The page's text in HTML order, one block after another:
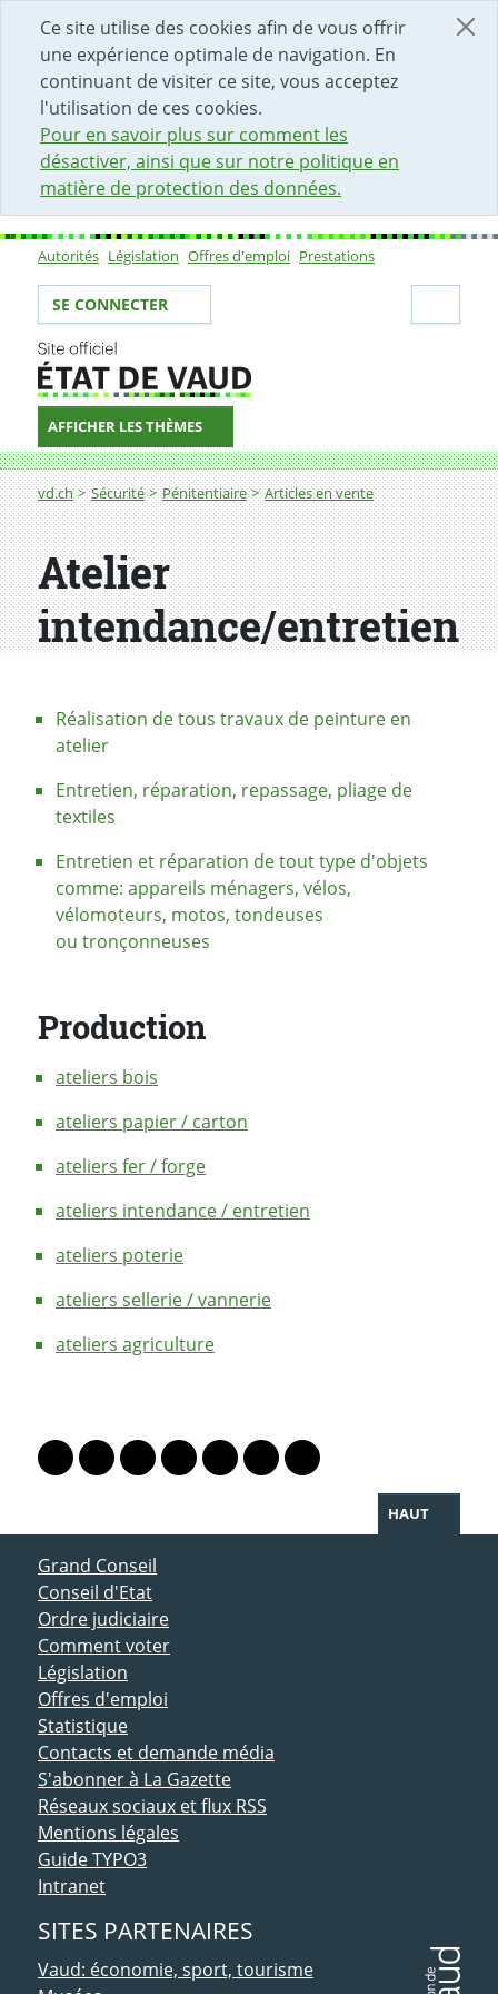
Ce site utilise des cookies afin de vous offrir
une expérience optimale de navigation. En
continuant de visiter ce site, vous acceptez
l'utilisation de ces cookies.
Pour en savoir plus sur comment les
désactiver, ainsi que sur notre politique en
matière de protection des données.
DÉBUT DU CONTENU DE LA PAGE
ACCÈS AU CHAMP DE RECHERCHE
PAGE D'ACCUEIL
FORMULAIRE DE CONTACT
Sous-navigation
Autorités Législation Offres d'emploi Prestations
Votre identité
SE CONNECTER
AFFICHER LES THÈMES
Fil d'Ariane
vd.ch Sécurité Pénitentiaire Articles en vente
Atelier
intendance/entretien
Réalisation de tous travaux de peinture en
atelier
Entretien, réparation, repassage, pliage de
textiles
Entretien et réparation de tout type d'objets
comme: appareils ménagers, vélos,
vélomoteurs, motos, tondeuses
ou tronçonneuses
Production
ateliers bois
ateliers papier / carton
ateliers fer / forge
ateliers intendance / entretien
ateliers poterie
ateliers sellerie / vannerie
ateliers agriculture
Lien vers le profil Mastodon
Lien vers le profil Bluesky
Lien vers le profil Instagram
Lien vers le profil Linkedin
Lien vers le profil Facebook
Lien vers le profil Twitter
Partager par WhatsApp
HAUT
ACCÈS DIRECT
Grand Conseil
Conseil d'Etat
Ordre judiciaire
Comment voter
Législation
Offres d'emploi
Statistique
Contacts et demande média
S'abonner à La Gazette
Réseaux sociaux et flux RSS
Mentions légales
Guide TYPO3
Intranet
SITES PARTENAIRES
Vaud: économie, sport, tourisme